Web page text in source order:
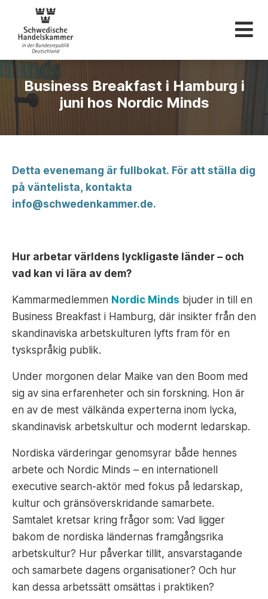
Svenska
Business Breakfast i Hamburg i
juni hos Nordic Minds
Detta evenemang är fullbokat. För att ställa dig
på väntelista, kontakta
info@schwedenkammer.de.
Hur arbetar världens lyckligaste länder – och
vad kan vi lära av dem?
Kammarmedlemmen Nordic Minds bjuder in till en
Business Breakfast i Hamburg, där insikter från den
skandinaviska arbetskulturen lyfts fram för en
tyskspråkig publik.
Under morgonen delar Maike van den Boom med
sig av sina erfarenheter och sin forskning. Hon är
en av de mest välkända experterna inom lycka,
skandinavisk arbetskultur och modernt ledarskap.
Nordiska värderingar genomsyrar både hennes
arbete och Nordic Minds – en internationell
executive search-aktör med fokus på ledarskap,
kultur och gränsöverskridande samarbete.
Samtalet kretsar kring frågor som: Vad ligger
bakom de nordiska ländernas framgångsrika
arbetskultur? Hur påverkar tillit, ansvarstagande
och samarbete dagens organisationer? Och hur
kan dessa arbetssätt omsättas i praktiken?